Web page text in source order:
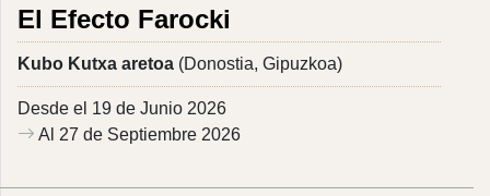
El Efecto Farocki
Kubo Kutxa aretoa (Donostia, Gipuzkoa)
Desde el 19 de Junio 2026
Al 27 de Septiembre 2026